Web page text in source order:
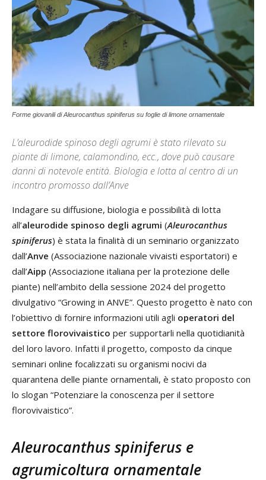
Forme giovanili di Aleurocanthus spiniferus su foglie di limone ornamentale
L’aleurodide spinoso degli agrumi è stato rilevato su
piante di limone, calamondino, ecc., dove può causare
danni di notevole entità. Biologia e lotta al centro di un
incontro promosso dall’Anve
Indagare su diffusione, biologia e possibilità di lotta
all’aleurodide spinoso degli agrumi (Aleurocanthus
spiniferus) è stata la finalità di un seminario organizzato
dall’Anve (Associazione nazionale vivaisti esportatori) e
dall’Aipp (Associazione italiana per la protezione delle
piante) nell’ambito della sessione 2024 del progetto
divulgativo “Growing in ANVE”. Questo progetto è nato con
l’obiettivo di fornire informazioni utili agli operatori del
settore florovivaistico per supportarli nella quotidianità
del loro lavoro. Infatti il progetto, composto da cinque
seminari online focalizzati su organismi nocivi da
quarantena delle piante ornamentali, è stato proposto con
lo slogan “Potenziare la conoscenza per il settore
florovivaistico”.
Aleurocanthus spiniferus e
agrumicoltura ornamentale